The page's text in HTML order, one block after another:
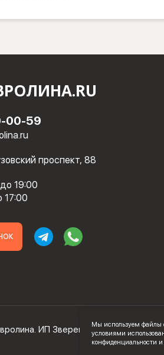
00-59
проспект, 88
19:00
17:00
ИП Зверев Максим Ильич.
Мы используем файлы
условиями
конфиденциальности